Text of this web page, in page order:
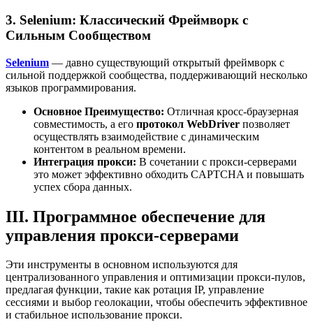
3. Selenium: Классический Фреймворк с
Сильным Сообществом
Selenium — давно существующий открытый фреймворк с
сильной поддержкой сообщества, поддерживающий несколько
языков программирования.
Основное Преимущество: Отличная кросс-браузерная
совместимость, а его протокол WebDriver позволяет
осуществлять взаимодействие с динамическим
контентом в реальном времени.
Интеграция прокси: В сочетании с прокси-серверами
это может эффективно обходить CAPTCHA и повышать
успех сбора данных.
III. Программное обеспечение для
управления прокси-серверами
Эти инструменты в основном используются для
централизованного управления и оптимизации прокси-пулов,
предлагая функции, такие как ротация IP, управление
сессиями и выбор геолокации, чтобы обеспечить эффективное
и стабильное использование прокси.